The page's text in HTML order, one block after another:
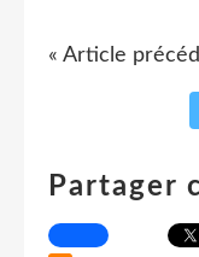
« Article
Partager